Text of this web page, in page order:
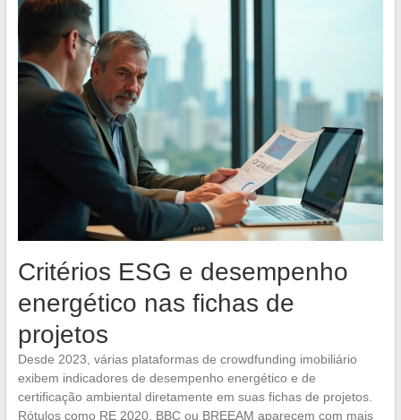
Critérios ESG e desempenho
energético nas fichas de
projetos
Desde 2023, várias plataformas de crowdfunding imobiliário
exibem indicadores de desempenho energético e de
certificação ambiental diretamente em suas fichas de projetos.
Rótulos como RE 2020, BBC ou BREEAM aparecem com mais